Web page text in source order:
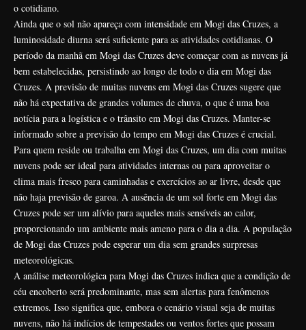
o cotidiano.
Ainda que o sol não apareça com intensidade em Mogi das Cruzes, a
luminosidade diurna será suficiente para as atividades cotidianas. O
período da manhã em Mogi das Cruzes deve começar com as nuvens já
bem estabelecidas, persistindo ao longo de todo o dia em Mogi das
Cruzes. A previsão de muitas nuvens em Mogi das Cruzes sugere que
não há expectativa de grandes volumes de chuva, o que é uma boa
notícia para a logística e o trânsito em Mogi das Cruzes. Manter-se
informado sobre a previsão do tempo em Mogi das Cruzes é crucial.
Para quem reside ou trabalha em Mogi das Cruzes, um dia com muitas
nuvens pode ser ideal para atividades internas ou para aproveitar o
clima mais fresco para caminhadas e exercícios ao ar livre, desde que
não haja previsão de garoa. A ausência de um sol forte em Mogi das
Cruzes pode ser um alívio para aqueles mais sensíveis ao calor,
proporcionando um ambiente mais ameno para o dia a dia. A população
de Mogi das Cruzes pode esperar um dia sem grandes surpresas
meteorológicas.
A análise meteorológica para Mogi das Cruzes indica que a condição de
céu encoberto será predominante, mas sem alertas para fenômenos
extremos. Isso significa que, embora o cenário visual seja de muitas
nuvens, não há indícios de tempestades ou ventos fortes que possam